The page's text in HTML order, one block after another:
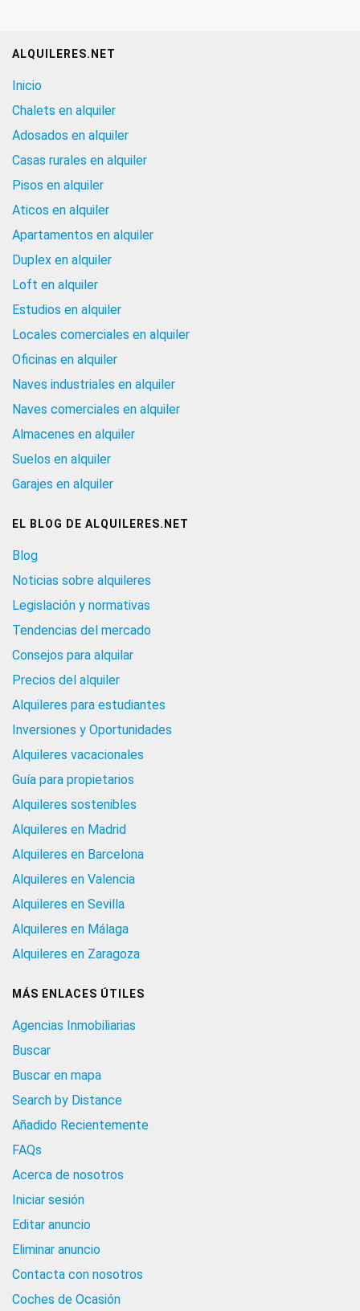
ALQUILERES.NET
Inicio
Chalets en alquiler
Adosados en alquiler
Casas rurales en alquiler
Pisos en alquiler
Aticos en alquiler
Apartamentos en alquiler
Duplex en alquiler
Loft en alquiler
Estudios en alquiler
Locales comerciales en alquiler
Oficinas en alquiler
Naves industriales en alquiler
Naves comerciales en alquiler
Almacenes en alquiler
Suelos en alquiler
Garajes en alquiler
EL BLOG DE ALQUILERES.NET
Blog
Noticias sobre alquileres
Legislación y normativas
Tendencias del mercado
Consejos para alquilar
Precios del alquiler
Alquileres para estudiantes
Inversiones y Oportunidades
Alquileres vacacionales
Guía para propietarios
Alquileres sostenibles
Alquileres en Madrid
Alquileres en Barcelona
Alquileres en Valencia
Alquileres en Sevilla
Alquileres en Málaga
Alquileres en Zaragoza
MÁS ENLACES ÚTILES
Agencias Inmobiliarias
Buscar
Buscar en mapa
Search by Distance
Añadido Recientemente
FAQs
Acerca de nosotros
Iniciar sesión
Editar anuncio
Eliminar anuncio
Contacta con nosotros
Coches de Ocasión